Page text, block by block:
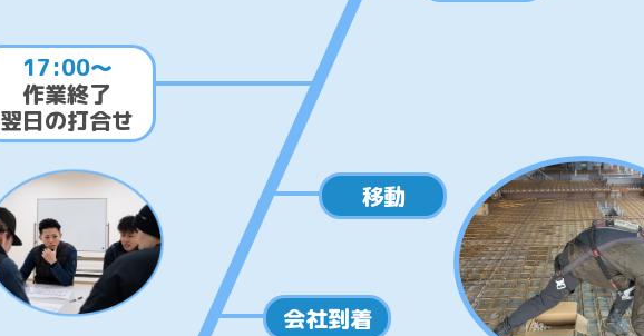
17:00～
作業終了
翌日の打合せ
移動
会社到着